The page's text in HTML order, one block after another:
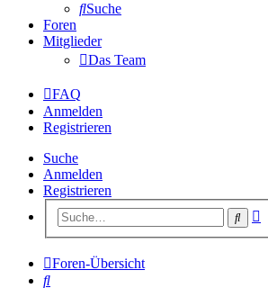
Suche
Foren
Mitglieder
Das Team
FAQ
Anmelden
Registrieren
Suche
Anmelden
Registrieren
Suche
Foren-Übersicht
Suche